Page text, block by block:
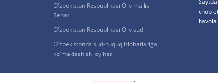
O'zbekiston Respublikasi Oliy majlisi
Senati
O'zbekiston Respublikasi Oliy sudi
O'zbekistonda sud-huquq islohatlariga
ko'maklashish loyihasi
chop